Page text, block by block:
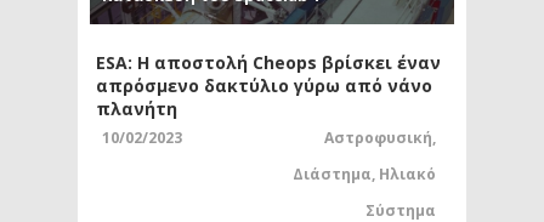
ESA: Η αποστολή Cheops βρίσκει έναν
απρόσμενο δακτύλιο γύρω από νάνο
πλανήτη
10/02/2023 Αστροφυσική,
Διάστημα, Ηλιακό
Σύστημα